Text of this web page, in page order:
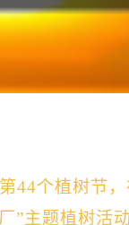
44个植树节 ，
”主题植树活动